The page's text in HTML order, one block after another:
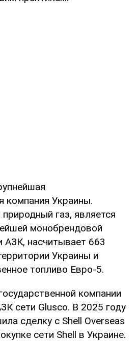
Украины.
газ, является
монобрендовой
АЗК, насчитывает 663
Украины и
топливо Евро-5.
компании
сети Glusco. В 2025 году
сделку с Shell Overseas
сети Shell в Украине.